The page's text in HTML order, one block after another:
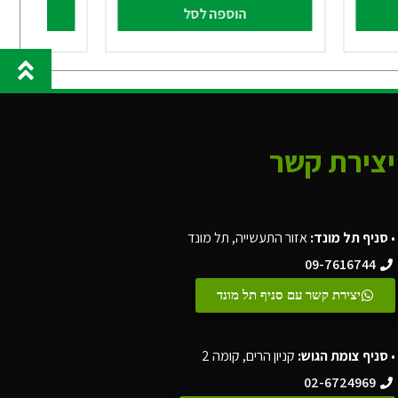
הוספה לסל
יצירת קשר
•סניף תל מונד:אזור התעשייה, תל מונד
09-7616744
יצירת קשר עם סניף תל מונד
•סניף צומת הגוש: קניון הרים, קומה 2
02-6724969